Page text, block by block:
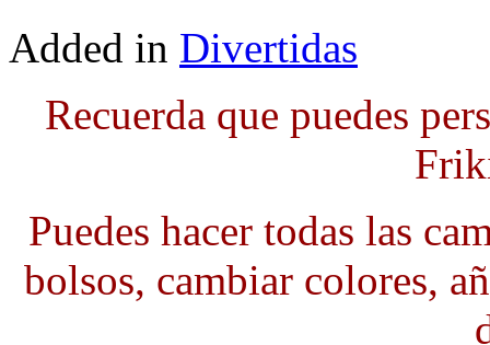
Added in Divertidas
Recuerda que puedes
Puedes hacer todas las
bolsos, cambiar colores,